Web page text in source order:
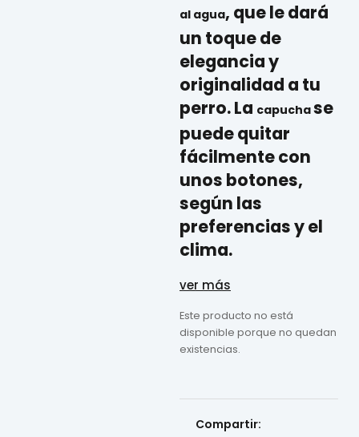
al agua, que le dará
un toque de
elegancia y
originalidad a tu
perro. La capuchase
puede quitar
fácilmente con
unos botones,
según las
preferencias y el
clima.
ver más
Este producto no está
disponible porque no quedan
existencias.
Compartir: